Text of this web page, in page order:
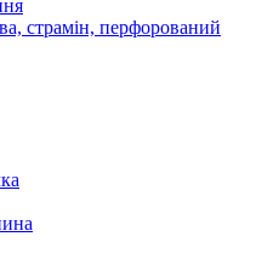
страмін, перфорований